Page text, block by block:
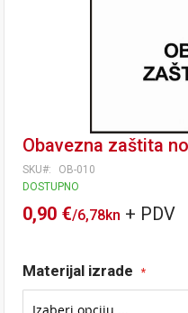
Obavezna zaštita
SKU
OB-010
DOSTUPNO
0,90 €/6,78kn
Materijal izrade